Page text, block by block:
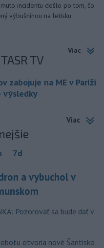
incidentu došlo po tom, čo
výbušninou na letisku
Viac
TV
zabojuje na ME v Paríži
výsledky
Viac
7d
a vybuchol v
Pozorovať sa bude dať v
otvoria nové Šantisko